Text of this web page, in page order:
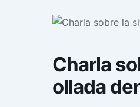
Charla
ollada